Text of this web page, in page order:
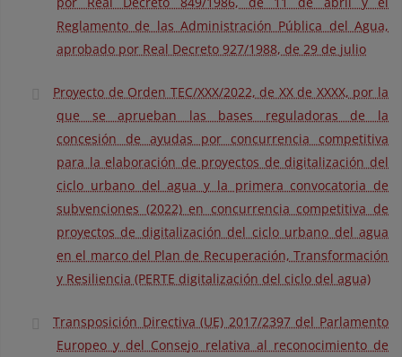
Reglamento de las Administración Pública del Agua,
aprobado por Real Decreto 927/1988, de 29 de julio
Proyecto de Orden TEC/XXX/2022, de XX de XXXX, por la
que se aprueban las bases reguladoras de la
concesión de ayudas por concurrencia competitiva
para la elaboración de proyectos de digitalización del
ciclo urbano del agua y la primera convocatoria de
subvenciones (2022) en concurrencia competitiva de
proyectos de digitalización del ciclo urbano del agua
en el marco del Plan de Recuperación, Transformación
y Resiliencia (PERTE digitalización del ciclo del agua)
Transposición Directiva (UE) 2017/2397 del Parlamento
Europeo y del Consejo relativa al reconocimiento de